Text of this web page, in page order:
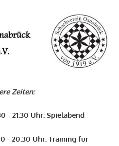
Zeiten:
- 21:30 Uhr: Spielabend
- 20:30 Uhr: Training für